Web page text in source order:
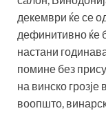
декември ќе се
дефинитивно ќе
настани
помине без
на винско
воопшто,